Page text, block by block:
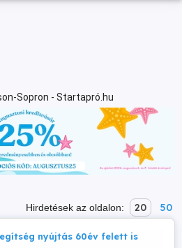
Sopron - Startapró.hu
Hirdetések az oldalon: 20 50
nyújtás 60év felett is